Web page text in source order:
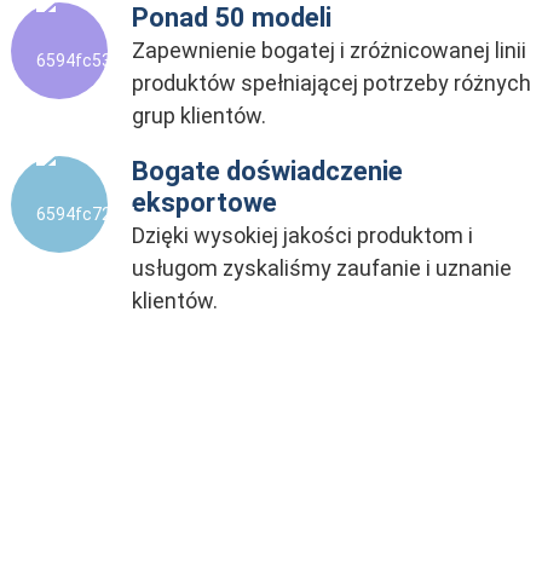
Ponad 50 modeli
Zapewnienie bogatej i zróżnicowanej linii
produktów spełniającej potrzeby różnych
grup klientów.
Bogate doświadczenie
eksportowe
Dzięki wysokiej jakości produktom i
usługom zyskaliśmy zaufanie i uznanie
klientów.